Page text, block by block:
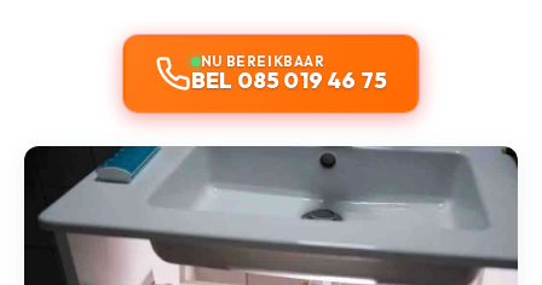
NU BEREIKBAAR
BEL 085 019 46 75